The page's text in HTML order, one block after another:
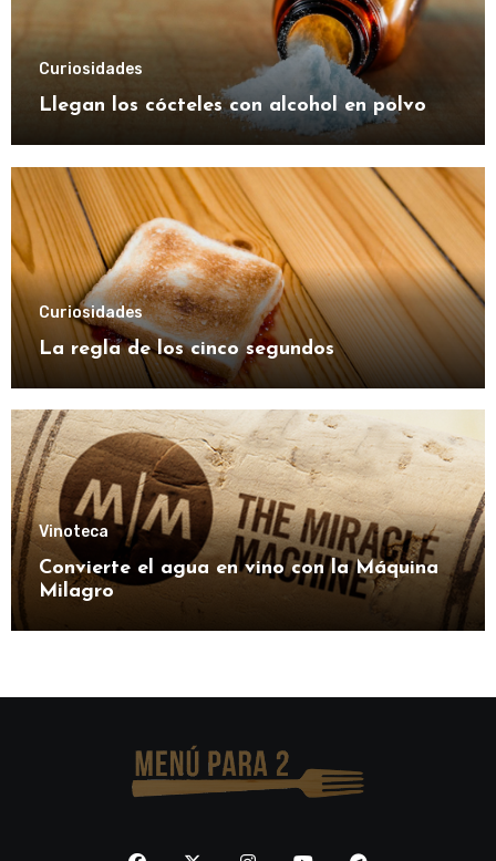
Curiosidades
Llegan los cócteles con alcohol en polvo
Curiosidades
La regla de los cinco segundos
Vinoteca
Convierte el agua en vino con la Máquina
Milagro